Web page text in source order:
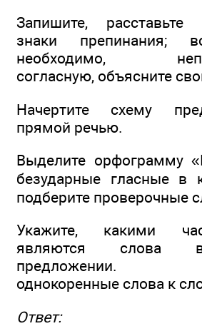
Запишите, расставьте
знаки препинания;
необходимо,
согласную, объясните
Начертите схему
прямой речью.
Выделите орфограмму
безударные гласные в
подберите проверочные
Укажите, какими
являются слова
предложении.
однокоренные слова к
Ответ: